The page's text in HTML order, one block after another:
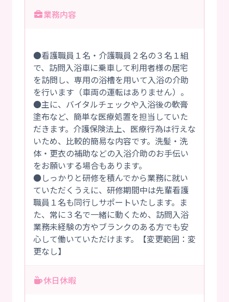
業務内容
●看護職員１名・介護職員２名の３名１組
で、訪問入浴車に乗車して利用者様の居宅
を訪問し、専用の浴槽を用いて入浴の介助
を行います（車両の運転はありません）。
●主に、バイタルチェックや入浴後の軟膏
塗布など、簡単な医療処置を担当していた
だきます。介護保険法上、医療行為は行えな
いため、比較的簡易な内容です。洗髪・洗
体・更衣の補助などの入浴介助のお手伝い
をお願いする場合もあります。
●しっかりと研修を積んでから業務に就い
ていただくうえに、研修期間中は先輩看護
職員１名も同行しサポートいたします。ま
た、常に３名で一緒に動くため、訪問入浴
業務未経験の方やブランクのある方でも安
心して働いていただけます。【変更範囲：変
更なし】
休日休暇